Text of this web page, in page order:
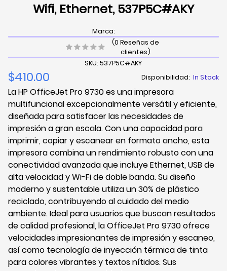
Wifi, Ethernet, 537P5C#AKY
Marca:
(0 Reseñas de
clientes)
SKU: 537P5C#AKY
$410.00 Disponibilidad: In Stock
La HP OfficeJet Pro 9730 es una impresora
multifuncional excepcionalmente versátil y eficiente,
diseñada para satisfacer las necesidades de
impresión a gran escala. Con una capacidad para
imprimir, copiar y escanear en formato ancho, esta
impresora combina un rendimiento robusto con una
conectividad avanzada que incluye Ethernet, USB de
alta velocidad y Wi-Fi de doble banda. Su diseño
moderno y sustentable utiliza un 30% de plástico
reciclado, contribuyendo al cuidado del medio
ambiente. Ideal para usuarios que buscan resultados
de calidad profesional, la OfficeJet Pro 9730 ofrece
velocidades impresionantes de impresión y escaneo,
así como tecnología de inyección térmica de tinta
para colores vibrantes y textos nítidos. Sus